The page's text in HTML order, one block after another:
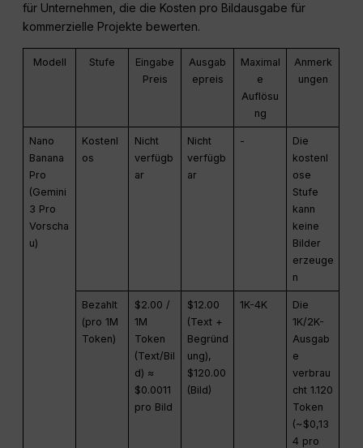
für Unternehmen, die die Kosten pro Bildausgabe für
kommerzielle Projekte bewerten.
Modell Stufe
Eingabe
Preis
Ausgab
epreis
Maximal
e
Auflösu
ng
Anmerk
ungen
Nano
Banana
Pro
(Gemini
3 Pro
Vorscha
u)
Kostenl
os
Nicht
verfügb
ar
Nicht
verfügb
ar
-
Die
kostenl
ose
Stufe
kann
keine
Bilder
erzeuge
n
Bezahlt
(pro 1M
Token)
$2.00 /
1M
Token
(Text/Bil
d) ≈
$0.0011
pro Bild
$12.00
(Text +
Begründ
ung),
$120.00
(Bild)
1K-4K
Die
1K/2K-
Ausgab
e
verbrau
cht 1.120
Token
(~$0,13
4 pro